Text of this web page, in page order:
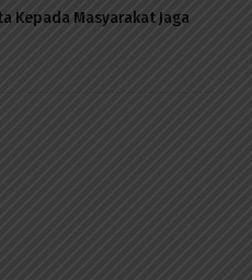
Kepada Masyarakat Jaga